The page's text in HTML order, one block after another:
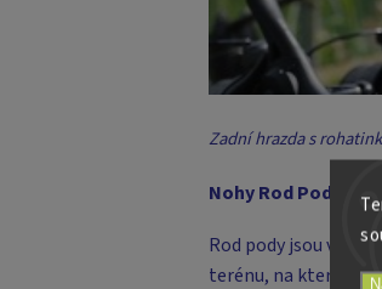
Zadní hrazda s
Nohy Rod Pod:
Rod pody jsou
terénu, na kterém